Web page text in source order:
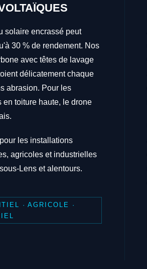
solaire encrassé peut
30 % de rendement. Nos
avec têtes de lavage
délicatement chaque
abrasion. Pour les
en toiture haute, le drone
les installations
agricoles et industrielles
Lens et alentours.
· AGRICOLE ·